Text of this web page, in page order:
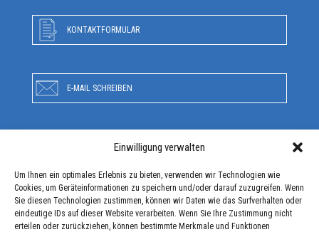
Einwilligung verwalten
Um Ihnen ein optimales Erlebnis zu bieten, verwenden wir Technologien wie
Cookies, um Geräteinformationen zu speichern und/oder darauf zuzugreifen. Wenn
Sie diesen Technologien zustimmen, können wir Daten wie das Surfverhalten oder
eindeutige IDs auf dieser Website verarbeiten. Wenn Sie Ihre Zustimmung nicht
erteilen oder zurückziehen, können bestimmte Merkmale und Funktionen
KONTAKTFORMULAR
E-MAIL SCHREIBEN
RUFEN SIE UNS AN
ANFAHRT